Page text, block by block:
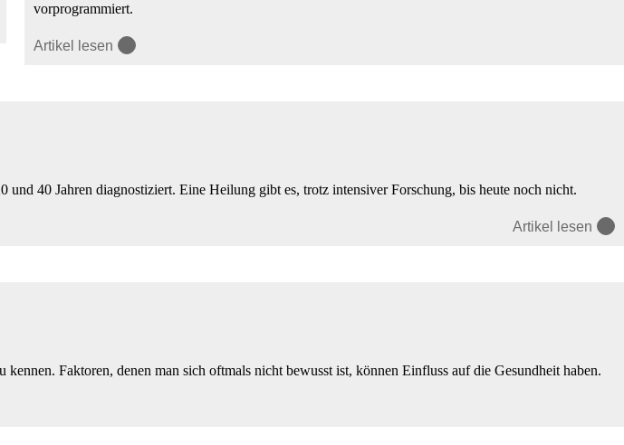
vorprogrammiert.
Artikel lesen
40 Jahren diagnostiziert. Eine Heilung gibt es, trotz intensiver Forschung, bis heute noch nicht.
Artikel lesen
Faktoren, denen man sich oftmals nicht bewusst ist, können Einfluss auf die Gesundheit haben.